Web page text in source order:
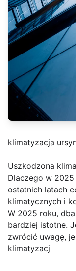
klimatyzacja
Uszkodzona
Dlaczego w
ostatnich latach
klimatycznych i
W 2025 roku,
bardziej istotne.
zwrócić uwagę,
klimatyzacji